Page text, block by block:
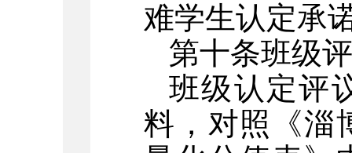
难学生认定承
第十条班级
班级认定评
料，对照《淄